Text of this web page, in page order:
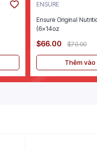
ENSURE
Ensure Original
(6x14oz
$66.00 $70.00
Thêm vào